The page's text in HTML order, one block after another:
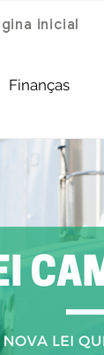
inicial
Finanças